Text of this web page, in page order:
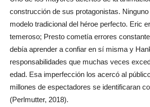
construcción de sus protagonistas.
modelo tradicional del héroe perfecto. Eric
temeroso; Presto cometía errores
debía aprender a confiar en sí misma y
responsabilidades que muchas veces
edad. Esa imperfección los acercó al
millones de espectadores se identificaran
(Perlmutter, 2018).